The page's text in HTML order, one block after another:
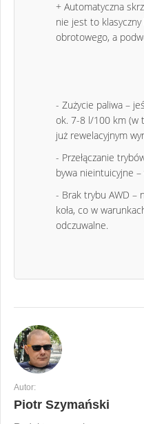
+ Automatyczna
nie jest to
obrotowego, a
- Zużycie paliwa –
ok. 7-8 l/100 km (w
już rewelacyjnym
- Przełączanie
bywa nieintuicyjne –
- Brak trybu AWD –
koła, co w
odczuwalne.
Autor:
Piotr Szymański